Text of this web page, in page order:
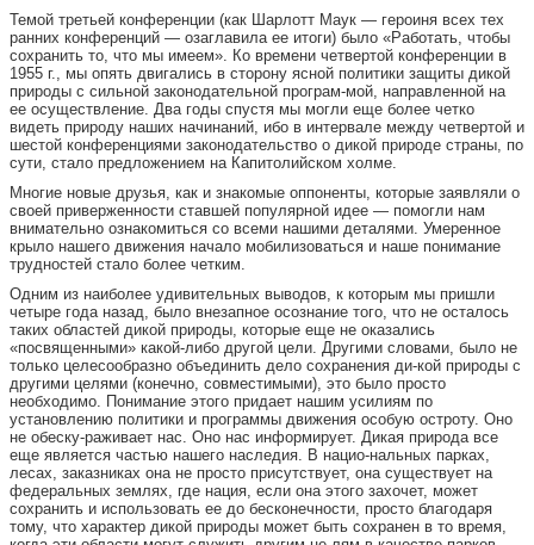
Темой третьей конференции (как Шарлотт Маук — героиня всех тех
ранних конференций — озаглавила ее итоги) было «Работать, чтобы
сохранить то, что мы имеем». Ко времени четвертой конференции в
1955 г., мы опять двигались в сторону ясной политики защиты дикой
природы с сильной законодательной програм-мой, направленной на
ее осуществление. Два годы спустя мы могли еще более четко
видеть природу наших начинаний, ибо в интервале между четвертой и
шестой конференциями законодательство о дикой природе страны, по
сути, стало предложением на Капитолийском холме.
Многие новые друзья, как и знакомые оппоненты, которые заявляли о
своей приверженности ставшей популярной идее — помогли нам
внимательно ознакомиться со всеми нашими деталями. Умеренное
крыло нашего движения начало мобилизоваться и наше понимание
трудностей стало более четким.
Одним из наиболее удивительных выводов, к которым мы пришли
четыре года назад, было внезапное осознание того, что не осталось
таких областей дикой природы, которые еще не оказались
«посвященными» какой-либо другой цели. Другими словами, было не
только целесообразно объединить дело сохранения ди-кой природы с
другими целями (конечно, совместимыми), это было просто
необходимо. Понимание этого придает нашим усилиям по
установлению политики и программы движения особую остроту. Оно
не обеску-раживает нас. Оно нас информирует. Дикая природа все
еще является частью нашего наследия. В нацио-нальных парках,
лесах, заказниках она не просто присутствует, она существует на
федеральных землях, где нация, если она этого захочет, может
сохранить и использовать ее до бесконечности, просто благодаря
тому, что характер дикой природы может быть сохранен в то время,